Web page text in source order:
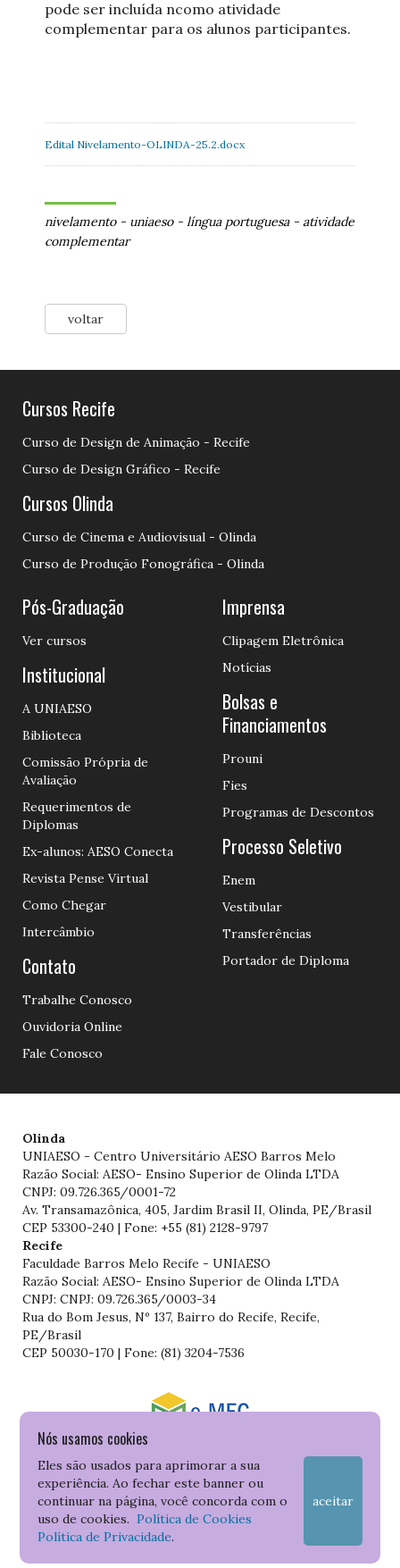
pode ser incluída ncomo atividade
complementar para os alunos participantes.
Edital Nivelamento-OLINDA-25.2.docx
nivelamento- uniaeso- língua portuguesa- atividade
complementar
voltar
Nós usamos cookies
Eles são usados para aprimorar a sua
experiência. Ao fechar este banner ou
continuar na página, você concorda com o
uso de cookies.Política de Cookies
Política de Privacidade.
aceitar
Cursos Recife
Curso de Design de Animação - Recife
Curso de Design Gráfico - Recife
Cursos Olinda
Curso de Cinema e Audiovisual - Olinda
Curso de Produção Fonográfica - Olinda
Pós-Graduação
Ver cursos
Institucional
A UNIAESO
Biblioteca
Comissão Própria de
Avaliação
Requerimentos de
Diplomas
Ex-alunos: AESO Conecta
Revista Pense Virtual
Como Chegar
Intercâmbio
Contato
Trabalhe Conosco
Ouvidoria Online
Fale Conosco
Imprensa
Clipagem Eletrônica
Notícias
Bolsas e
Financiamentos
Prouni
Fies
Programas de Descontos
Processo Seletivo
Enem
Vestibular
Transferências
Portador de Diploma
Olinda
UNIAESO - Centro Universitário AESO Barros Melo
Razão Social: AESO- Ensino Superior de Olinda LTDA
CNPJ: 09.726.365/0001-72
Av. Transamazônica, 405, Jardim Brasil II, Olinda, PE/Brasil
CEP 53300-240 | Fone: +55 (81) 2128-9797
Recife
Faculdade Barros Melo Recife - UNIAESO
Razão Social: AESO- Ensino Superior de Olinda LTDA
CNPJ: CNPJ: 09.726.365/0003-34
Rua do Bom Jesus, Nº 137, Bairro do Recife, Recife,
PE/Brasil
CEP 50030-170 | Fone: (81) 3204-7536
Consulte o cadastro da Instituição no Sistema do e-MEC